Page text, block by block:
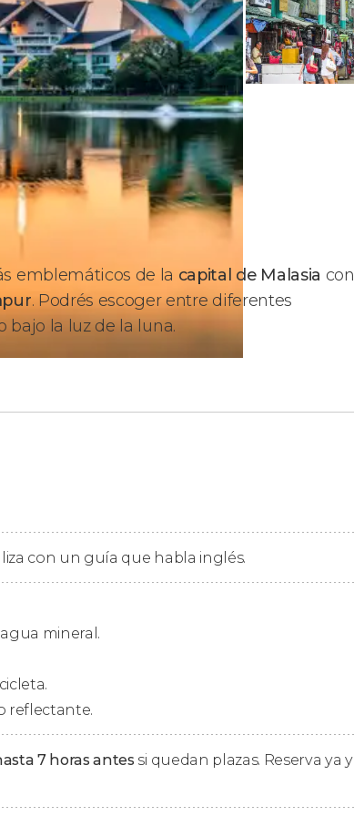
emblemáticos de la capital de Malasia con
. Podrés escoger entre diferentes
bajo la luz de la luna.
una de las siguientes rutas con las que
edificación donde tiene su sede el
y Cultura de Malasia.
por
de un café tradicional chino antes de
más moderna con la más tradicional. De este
rápidamente entre estos lugares
con un guía que habla inglés.
mineral.
reflectante.
7 horas antes si quedan plazas. Reserva ya y